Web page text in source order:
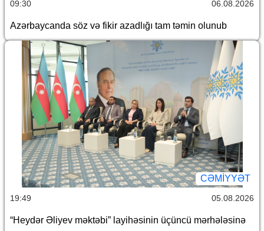
09:30 06.08.2026
Azərbaycanda söz və fikir azadlığı tam təmin olunub
CƏMİYYƏT
19:49 05.08.2026
“Heydər Əliyev məktəbi” layihəsinin üçüncü mərhələsinə